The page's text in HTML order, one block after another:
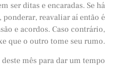
ser ditas e encaradas. Se há
ponderar, reavaliar aí então é
e acordos. Caso contrário,
que o outro tome seu rumo.
mês para dar um tempo